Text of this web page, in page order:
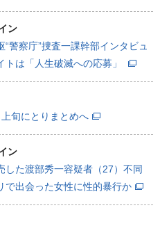
ン
“警察庁”捜査一課幹部インタビュ
は「人生破滅への応募」
旬にとりまとめへ
ン
した渡部秀一容疑者（27）不同
出会った女性に性的暴行か